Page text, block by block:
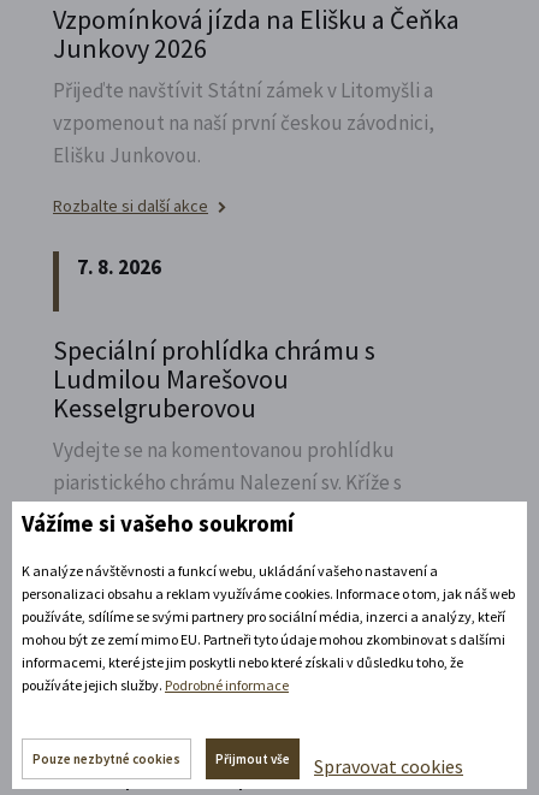
Vzpomínková jízda na Elišku a Čeňka
Junkovy 2026
Přijeďte navštívit Státní zámek v Litomyšli a
vzpomenout na naší první českou závodnici,
Elišku Junkovou.
Rozbalte si další akce
7. 8. 2026
Speciální prohlídka chrámu s
Ludmilou Marešovou
Kesselgruberovou
Vydejte se na komentovanou prohlídku
piaristického chrámu Nalezení sv. Kříže s
Ludmilou Marešovou Kesselgruberovou a
výzdobu z trochu jiné perspektivy.
Rozbalte si další akce
7. 8. 2026
Noční prohlídka piaristického chrámu
Vážíme si vašeho soukromí
K analýze návštěvnosti a funkcí webu, ukládání vašeho nastavení a
personalizaci obsahu a reklam využíváme cookies. Informace o tom, jak náš web
používáte, sdílíme se svými partnery pro sociální média, inzerci a analýzy, kteří
mohou být ze zemí mimo EU. Partneři tyto údaje mohou zkombinovat s dalšími
informacemi, které jste jim poskytli nebo které získali v důsledku toho, že
používáte jejich služby. Podrobné informace
Pouze nezbytné cookies Přijmout vše Spravovat cookies